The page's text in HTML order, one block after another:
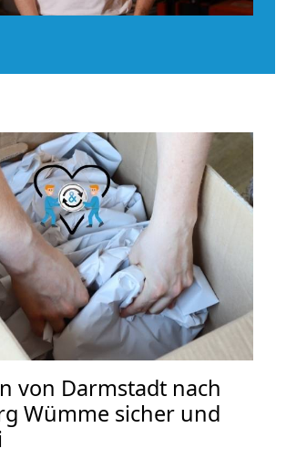
von Darmstadt nach
Wümme sicher und